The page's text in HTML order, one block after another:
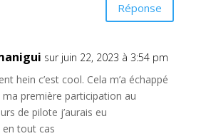
Réponse
sur juin 22, 2023 à 3:54 pm
hein c’est cool. Cela m’a échappé
ma première participation au
de pilote j’aurais eu
en tout cas